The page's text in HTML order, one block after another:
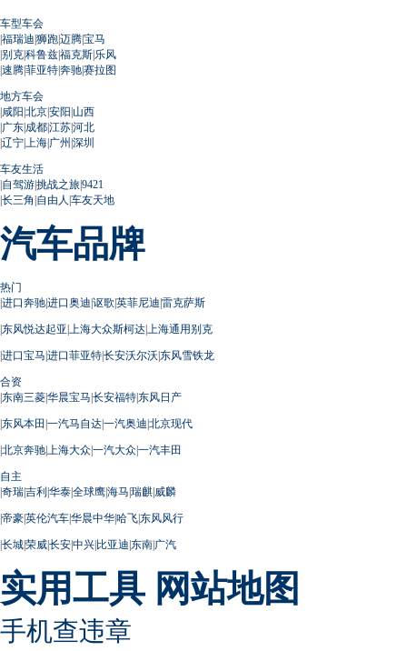
车型车会
|福瑞迪|狮跑|迈腾|宝马
|别克|科鲁兹|福克斯|乐风
|速腾|菲亚特|奔驰|赛拉图
地方车会
|咸阳|北京|安阳|山西
|广东|成都|江苏|河北
|辽宁| 上海|广州 |深圳
车友生活
|自驾游|挑战之旅|9421
|长三角 |自由人 |车友天地
汽车品牌
热门
|进口奔驰|进口奥迪|讴歌|英菲尼迪|雷克萨斯
|东风悦达起亚| 上海大众斯柯达| 上海通用别克
|进口宝马|进口菲亚特|长安沃尔沃|东风雪铁龙
合资
|东南三菱|华晨宝马|长安福特|东风日产
|东风本田 |一汽马自达|一汽奥迪|北京现代
|北京奔驰| 上海大众|一汽大众|一汽丰田
自主
|奇瑞|吉利|华泰|全球鹰|海马|瑞麒|威麟
|帝豪|英伦汽车|华晨中华|哈飞|东风风行
|长城|荣威|长安|中兴|比亚迪|东南|广汽
实用工具 网站地图
手机查违章